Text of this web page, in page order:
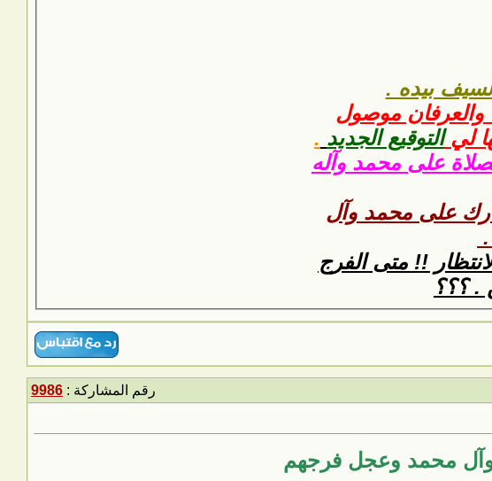
بيده .
والعرفان موصول
ليالتوقيع الجديد .
على محمد وآله
على محمد وآل
!! متى الفرج
. ؟؟؟
رقم المشاركة : 9986
محمد وعجل فرجهم